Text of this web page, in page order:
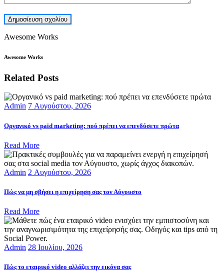
Awesome Works
Awesome Works
Related Posts
Admin 7 Αυγούστου, 2026
Οργανικό vs paid marketing: πού πρέπει να επενδύσετε πρώτα
Read More
Admin 2 Αυγούστου, 2026
Πώς να μη σβήσει η επιχείρηση σας τον Αύγουστο
Read More
Admin 28 Ιουλίου, 2026
Πώς το εταιρικό video αλλάζει την εικόνα σας